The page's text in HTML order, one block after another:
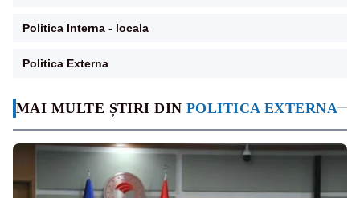
MAI MULTE ȘTIRI DIN POLITICA EXTERNA
Politica Interna - locala
Politica Externa